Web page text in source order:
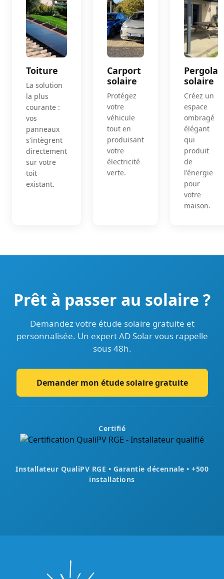
Toiture
La solution
la plus
courante :
vos
panneaux
s'intègrent
directement
sur votre
toit
existant.
Carport
solaire
Protégez
votre
véhicule
tout en
produisant
votre
électricité
verte.
Pergola
solaire
Créez un
espace
ombragé
élégant
qui
produit
de
l'énergie
pour
votre
maison.
Prêt à passer au solaire ?
Demandez votre étude solaire gratuite et
personnalisée. Un expert AD Solar vous rappelle
sous 48h.
Demander mon étude solaire gratuite
Certifié
Installateur QualiPV RGE • Garantie décennale • +500
installations